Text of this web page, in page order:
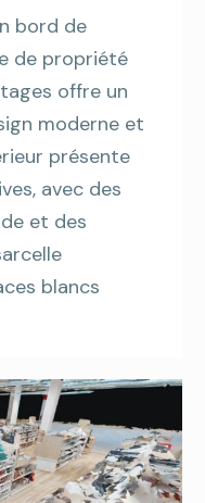
bord de
de propriété
offre un
moderne et
présente
avec des
et des
blancs